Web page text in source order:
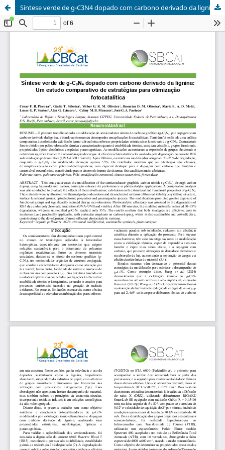
Síntese verde de g-C3N4 dopado com carbono derivado da lignina: Um estudo comparativo de estratégias para otimização fotocatalítica